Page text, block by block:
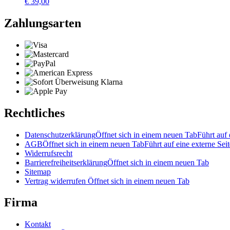
Zahlungsarten
Rechtliches
DatenschutzerklärungÖffnet sich in einem neuen TabFührt auf
AGBÖffnet sich in einem neuen TabFührt auf eine externe
Widerrufsrecht
BarrierefreiheitserklärungÖffnet sich in einem neuen Tab
Sitemap
Vertrag widerrufen Öffnet sich in einem neuen Tab
Firma
Kontakt